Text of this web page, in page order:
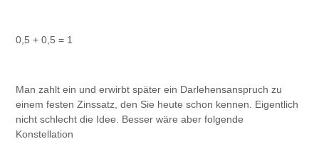
0,5 + 0,5 = 1
Man zahlt ein und erwirbt später ein Darlehensanspruch zu
einem festen Zinssatz, den Sie heute schon kennen. Eigentlich
nicht schlecht die Idee. Besser wäre aber folgende
Konstellation